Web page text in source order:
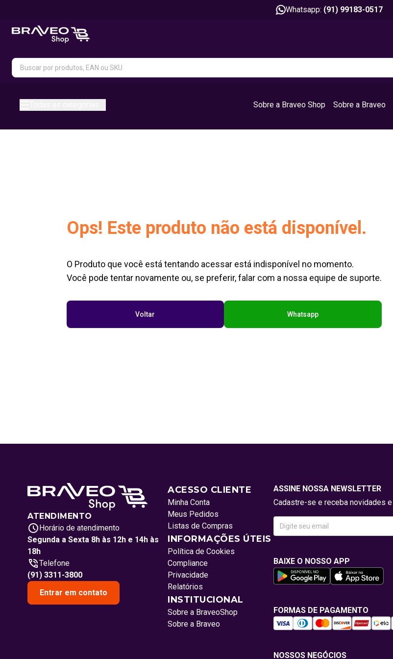
Whatsapp: (91) 99183-0517
Sobre a Braveo Shop Sobre a Braveo
Ops! Este produto não está disponível.
O Produto que você está tentando acessar está indisponível no momento.
Você pode tentar novamente ou, se preferir, falar com a nossa equipe de suporte.
Voltar Whatsapp
ATENDIMENTO
Horário de atendimento
Segunda a Sexta 8h às 12h e 14h às
18h
Telefone
(91) 3311-3800
Entrar em contato
ACESSO CLIENTE
Minha Conta
Meus Pedidos
Listas de Compras
INFORMAÇÕES ÚTEIS
Política de Cookies
Compliance
Privacidade
Relatórios
INSTITUCIONAL
Sobre a BraveoShop
Sobre a Braveo
ASSINE NOSSA NEWSLETTER
Cadastre-se e receba novidades
BAIXE O NOSSO APP
FORMAS DE PAGAMENTO
NOSSOS NEGÓCIOS